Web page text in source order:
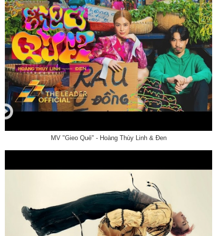
MV "Gieo Quẻ" - Hoàng Thùy Linh & Đen